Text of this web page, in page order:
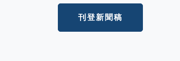
刊登新聞稿